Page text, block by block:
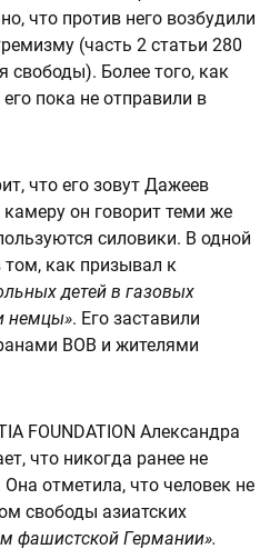
что против него возбудили
(часть 2 статьи 280
свободы). Более того, как
пока не отправили в
что его зовут Дажеев
он говорит теми же
силовики. В одной
том, как призывал к
детей в газовых
немцы». Его заставили
ВОВ и жителями
FOUNDATION Александра
что никогда ранее не
Она отметила, что человек не
свободы азиатских
фашистской Германии».